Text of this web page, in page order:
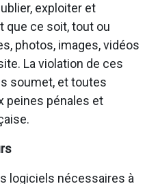
exploiter et
ce soit, tout ou
photos, images, vidéos
La violation de ces
soumet, et toutes
peines pénales et
logiciels nécessaires à